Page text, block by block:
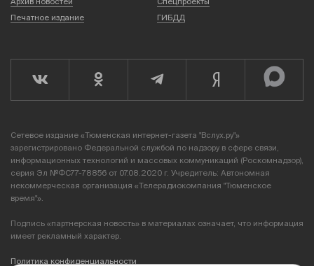
Печатное издание
ГИБДД
Сетевое издание «Тюменская интернет-газета "Вслух.ру"»
зарегистрировано Федеральной службой по надзору в сфере связи,
информационных технологий и массовых коммуникаций (Роскомнадзор),
серия Эл №ФС77-78856 от 07.08.2020 г. Учредитель: Автономная
некоммерческая организация «Телерадиокомпания "Тюменское
время"».
Подпись «партнерская новость» в материалах означает, что информация
имеет рекламный характер.
Политика конфиденциальности